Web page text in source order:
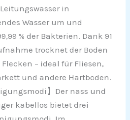
in
Wasser um und
% der Bakterien. Dank 91
trocknet der Boden
– ideal für Fliesen,
und andere Hartböden.
】Der nass und
kabellos bietet drei